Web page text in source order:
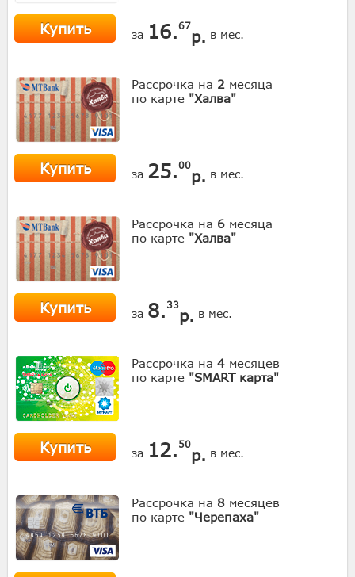
Купить за 16.67
р. в мес.
Рассрочка на 2 месяца
по карте "Халва"
Купить за 25.00
р. в мес.
Рассрочка на 6 месяца
по карте "Халва"
Купить за 8. 33
р. в мес.
Рассрочка на 4 месяцев
по карте "SMART карта"
Купить за 12. 50
р. в мес.
Рассрочка на 8 месяцев
по карте "Черепаха"